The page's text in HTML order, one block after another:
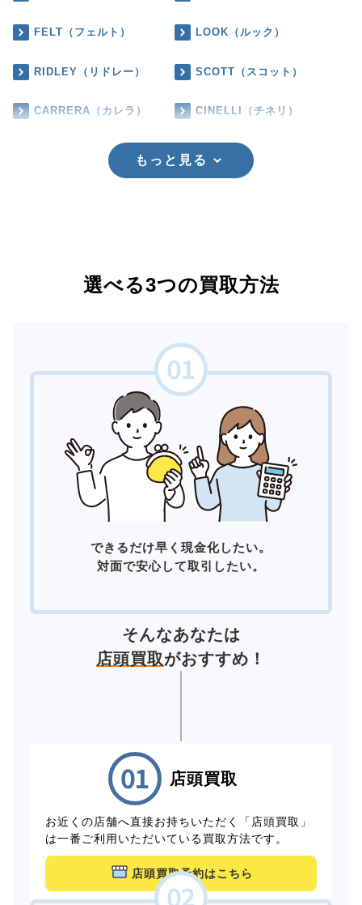
FELT（フェルト） LOOK（ルック）
RIDLEY（リドレー） SCOTT（スコット）
CARRERA（カレラ） CINELLI（チネリ）
もっと見る
選べる3つの買取方法
できるだけ早く現金化したい。
対面で安心して取引したい。
そんなあなたは
店頭買取がおすすめ！
店頭買取
お近くの店舗へ直接お持ちいただく「店頭買取」
は一番ご利用いただいている買取方法です。
店頭買取予約はこちら